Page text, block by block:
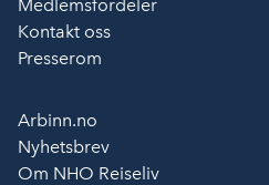
Medlemsfordeler
Kontakt oss
Presserom
Arbinn.no
Nyhetsbrev
Om NHO Reiseliv